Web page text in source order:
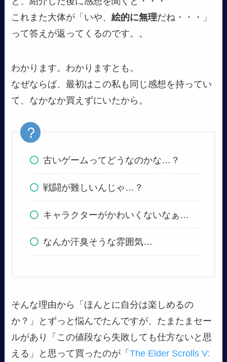
これまた大体が「いや、絵的に無理だね・・・」
って答えが返ってくるのです。。
わかります。わかりますとも。
なぜならば、最初はこの私も同じ感想を持ってい
て、なかなか買えずにいたから。
古いゲームってどうなのかな…？
戦闘が難しいんじゃ…？
キャラクターがかわいくないなぁ…
なんか汗臭そうな雰囲気…
そんな理由から「ほんとに自分は楽しめるの
か？」とずっと悩んでたんですが、たまたまセー
ルがあり「この値段なら失敗しても仕方ないと思
える」と思って買ったのが「The Elder Scrolls V: